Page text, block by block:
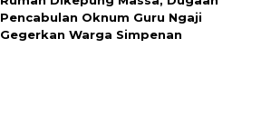
Pencabulan Oknum Guru Ngaji
Gegerkan Warga Simpenan